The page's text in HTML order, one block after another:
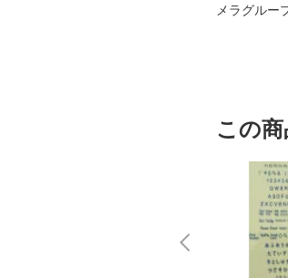
メラグルー
この